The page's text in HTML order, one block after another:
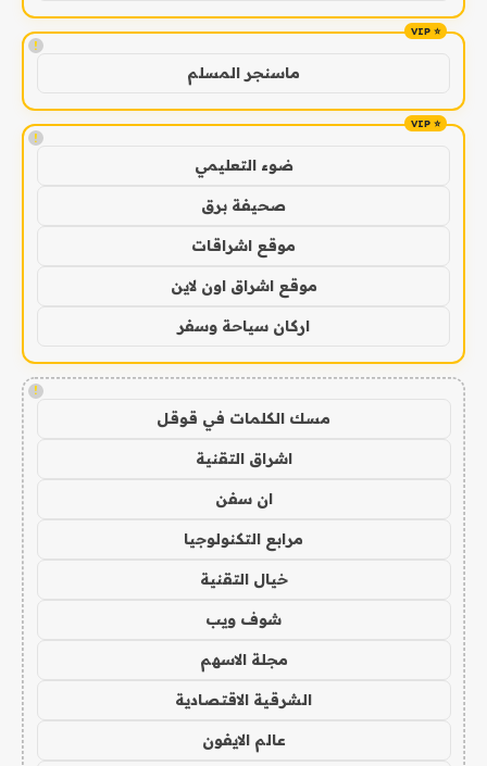
!
ماسنجر المسلم
!
ضوء التعليمي
صحيفة برق
موقع اشراقات
موقع اشراق اون لاين
اركان سياحة وسفر
!
مسك الكلمات في قوقل
اشراق التقنية
ان سفن
مرابع التكنولوجيا
خيال التقنية
شوف ويب
مجلة الاسهم
الشرقية الاقتصادية
عالم الايفون